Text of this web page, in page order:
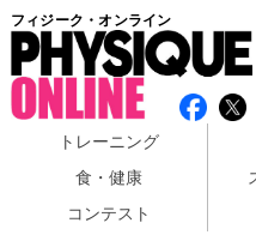
フィジーク・オンライン
トレーニング
食・健康
コンテスト